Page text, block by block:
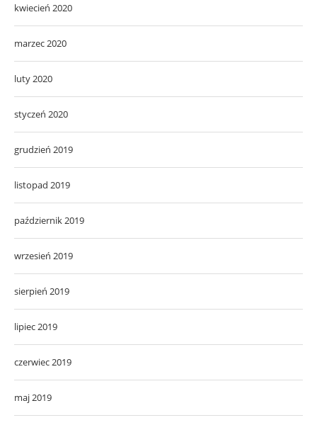
kwiecień 2020
marzec 2020
luty 2020
styczeń 2020
grudzień 2019
listopad 2019
październik 2019
wrzesień 2019
sierpień 2019
lipiec 2019
czerwiec 2019
maj 2019